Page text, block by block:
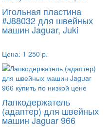
Игольная пластина
#J88032 для швейных
машин Jaguar, Juki
Цена: 1 250 р.
Лапкодержатель
(адаптер) для швейных
машин Jaguar 966